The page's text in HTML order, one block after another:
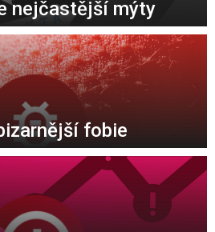
nejčastější mýty
fobie